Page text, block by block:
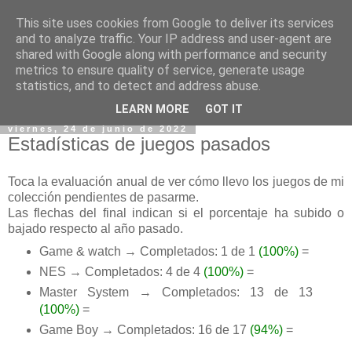
viernes, 24 de junio de 2022
Estadísticas de juegos pasados
Toca la evaluación anual de ver cómo llevo los juegos de mi
colección pendientes de pasarme.
Las flechas del final indican si el porcentaje ha subido o
bajado respecto al año pasado.
Game & watch → Completados: 1 de 1 (100%) =
NES → Completados: 4 de 4 (100%)=
Master System → Completados: 13 de 13
(100%)=
Game Boy → Completados: 16 de 17 (94%)=
This site uses cookies from Google to deliver its services
and to analyze traffic. Your IP address and user-agent are
shared with Google along with performance and security
metrics to ensure quality of service, generate usage
statistics, and to detect and address abuse.
LEARN MORE GOT IT